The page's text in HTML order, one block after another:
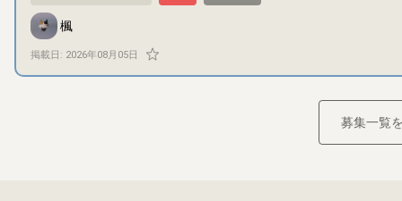
み、音声チャンネルは利用しない想定です その他、大容量ファイルの送受信には主にGoogleドライブを利用しま
ます。なるべく確認するようにいたしますが、予めご了承いただきたく存じます
ます。 既存UIデザインのブラッシュアップ 未確定画面のレイアウト設計 ワイヤーフレームから完成デザインへの整理 ボタン、タブ、パネル、ポップアップなどの
配置 画面ごとの情報優先度の整理 スマートフォン画面に合わせたサイズ・余白調
デザイン統一 プランナーやプログラマーとの仕様確認 担当画面の例として、以下のようなものがあります。 メイン育成画面 猫の個別情報・インタラクション画面
ご飯購入・カート・配送画面 家具クラフト・解体画面 バッグ・持ち物画面 猫図
面 設定画面 各種ポップアップ すべてを一人で担当していただくわけではありません。 既存資料と現在のFigmaデータを確認し、相談しながら担当範囲を決定しま
具、料理などの3D素材を多数制作済み 一部のゲームシステムは実装済み プラン
楓
掲載日: 2026年08月05日
募集一覧